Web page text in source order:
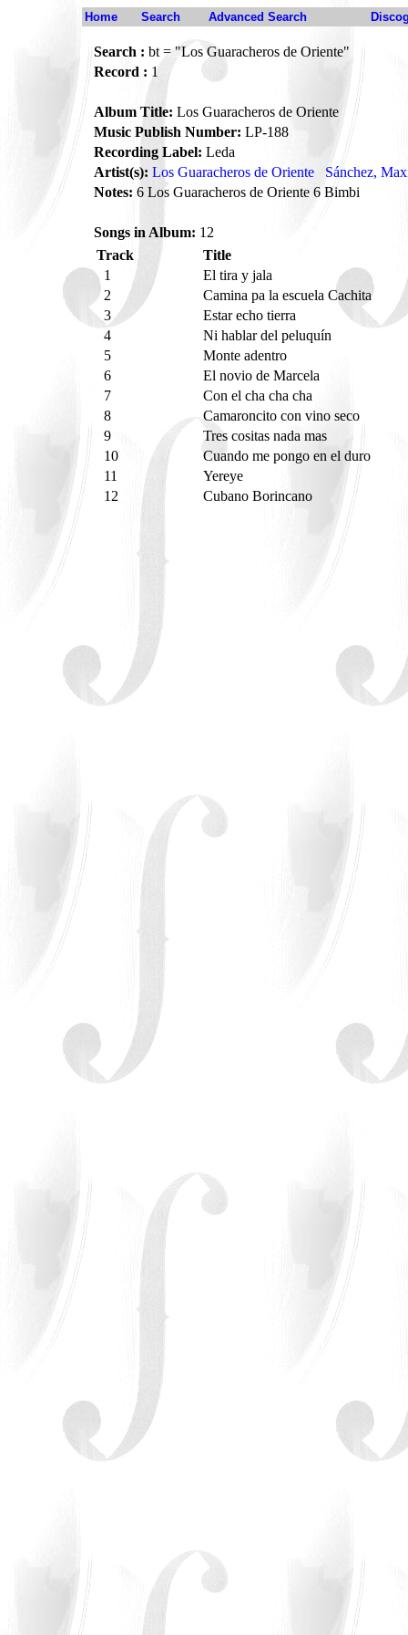
Home Search Advanced Search
Search : bt = "Los Guaracheros de Oriente"
Record : 1
Album Title: Los Guaracheros de Oriente
Music Publish Number: LP-188
Recording Label: Leda
Artist(s): Los Guaracheros de Oriente
Sánchez,
Notes: 6 Los Guaracheros de Oriente 6 Bimbi
Songs in Album: 12
Track
Title
1
El tira y jala
2
Camina pa la escuela Cachita
3
Estar echo tierra
4
Ni hablar del peluquín
5
Monte adentro
6
El novio de Marcela
7
Con el cha cha cha
8
Camaroncito con vino seco
9
Tres cositas nada mas
10
Cuando me pongo en el duro
11
Yereye
12
Cubano Borincano